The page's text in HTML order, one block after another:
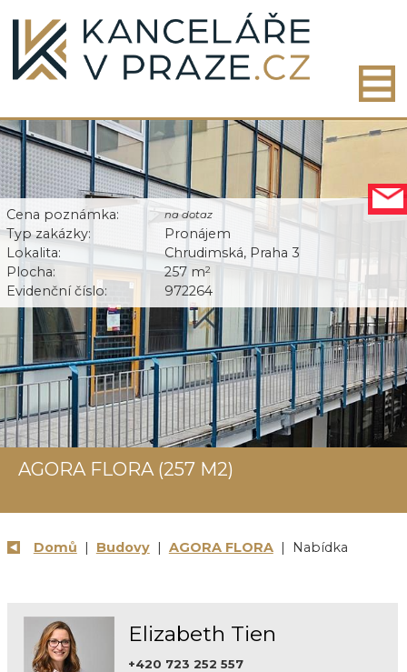
Cena poznámka: na dotaz
Typ zakázky:
Pronájem
Lokalita:
Chrudimská, Praha 3
Plocha:
257 m2
Evidenční číslo: 972264
AGORA FLORA (257 M2)
Domů | Budovy| AGORA FLORA| Nabídka
Elizabeth Tien
+420 723 252 557